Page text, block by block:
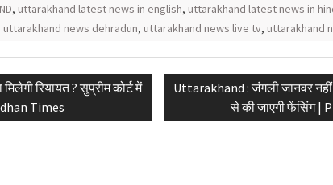
, uttarakhand latest news in english, uttarakhand latest news in
uttarakhand news dehradun, uttarakhand news live tv, uttarakhand
रियायत ? सुप्रीम कोर्ट में
Times
Next
Uttarakhand : जंगली जानवर
से की जाएगी फेंसिंग |